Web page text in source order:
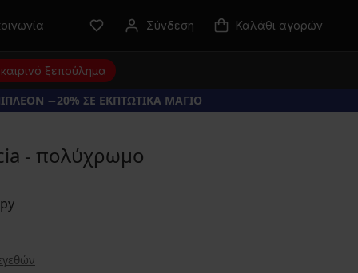
Σύνδεση Καλάθι αγορών
ξεπούλημα
−20% ΣΕ ΕΚΠΤΩΤΙΚΑ ΜΑΓΙΟ
- πολύχρωμο